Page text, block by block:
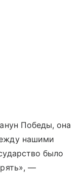
Победы, она
нашими
было
—